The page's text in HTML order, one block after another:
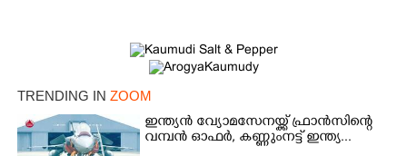
TRENDING IN ZOOM
ഇന്ത്യൻ വ്യോമസേനയ്ക്ക് ഫ്രാൻസിന്റെ
വമ്പൻ ഓഫർ, കണ്ണുംനട്ട് ഇന്ത്യ...
Share this link